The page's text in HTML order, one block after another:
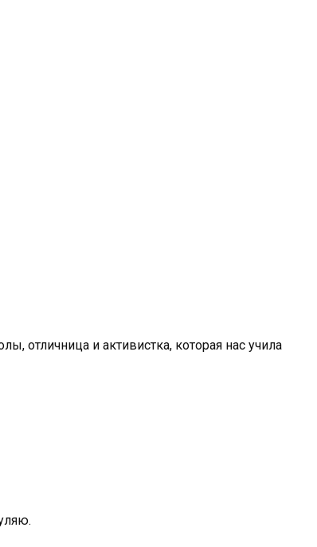
отличница и активистка, которая нас учила